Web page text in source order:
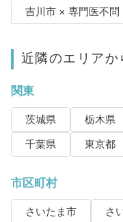
吉川市 × 専門医不問
近隣のエリアか
関東
茨城県 栃木県
千葉県
東京都
市区町村
さいたま市 さ